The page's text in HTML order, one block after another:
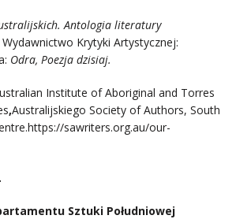
Antologia literatury
Wydawnictwo Krytyki Artystycznej:
Odra, Poezja dzisiaj.
Institute of Aboriginal and Torres
,Australijskiego Society of Authors, South
https://sawriters.org.au/our-
Sztuki Południowej